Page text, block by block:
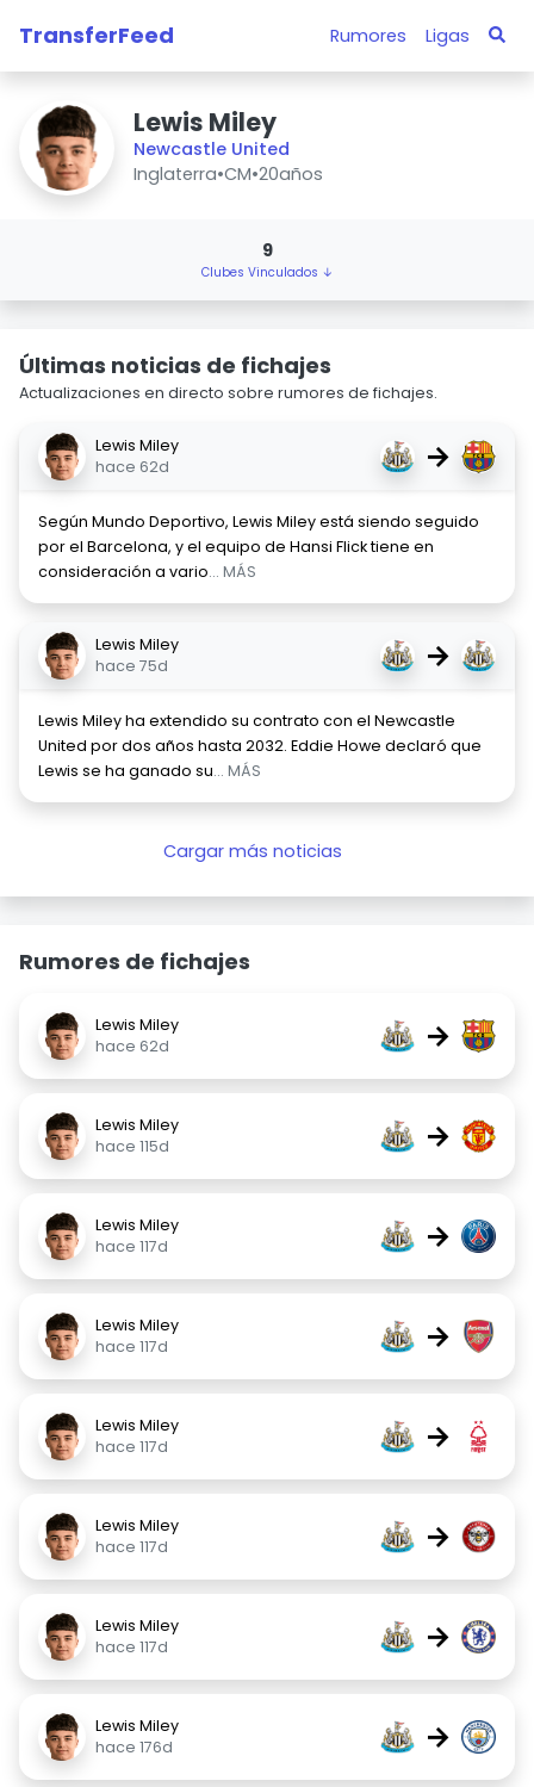
TransferFeed Rumores Ligas
Lewis Miley
Newcastle United
Inglaterra•CM•20años
9
Clubes Vinculados ↓
Últimas noticias de fichajes
Actualizaciones en directo sobre rumores de fichajes.
Lewis Miley
hace 62d
→
Según Mundo Deportivo, Lewis Miley está siendo seguido
por el Barcelona, y el equipo de Hansi Flick tiene en
consideración a vario... MÁS
Lewis Miley
hace 75d
→
Lewis Miley ha extendido su contrato con el Newcastle
United por dos años hasta 2032. Eddie Howe declaró que
Lewis se ha ganado su... MÁS
Cargar más noticias
Rumores de fichajes
Lewis Miley
hace 62d
→
Lewis Miley
hace 115d
→
Lewis Miley
hace 117d
→
Lewis Miley
hace 117d
→
Lewis Miley
hace 117d
→
Lewis Miley
hace 117d
→
Lewis Miley
hace 117d
→
Lewis Miley
hace 176d
→